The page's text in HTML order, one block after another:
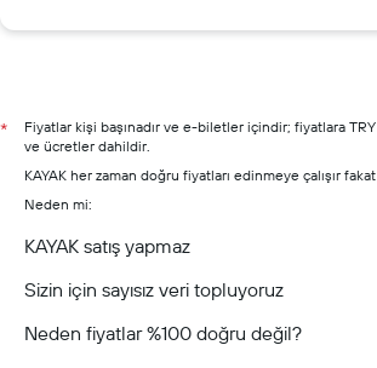
Avşa otelleri
Balıkesir otelleri
Bandırma otelleri
*
Fiyatlar kişi başınadır ve e-biletler içindir; fiyatlara
ve ücretler dahildir.
KAYAK her zaman doğru fiyatları edinmeye çalışır fakat
Neden mi:
KAYAK satış yapmaz
Sizin için sayısız veri topluyoruz
Neden fiyatlar %100 doğru değil?